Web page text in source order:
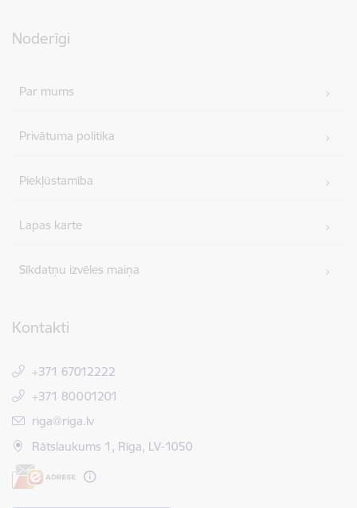
Noderīgi
Par mums
Privātuma politika
Piekļūstamība
Lapas karte
Sīkdatņu izvēles maiņa
Kontakti
+371 67012222
+371 80001201
E-pasts:
riga@riga.lv
Rātslaukums 1, Rīga, LV-1050